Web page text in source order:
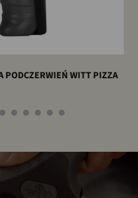
PODCZERWIEŃ WITT PIZZA